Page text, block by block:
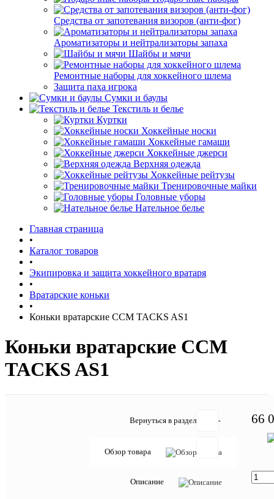
Средства от запотевания визоров (анти-фог)
Ароматизаторы и нейтрализаторы запаха
Шайбы и мячи
Ремонтные наборы для хоккейного шлема
Защита паха игрока
Сумки и баулы
Текстиль и белье
Куртки
Хоккейные носки
Хоккейные гамаши
Хоккейные джерси
Верхняя одежда
Хоккейные рейтузы
Тренировочные майки
Головные уборы
Нательное белье
Главная страница
•
Каталог товаров
•
Экипировка и защита хоккейного вратаря
•
Вратарские коньки
•
Коньки вратарские CCM TACKS AS1
Коньки вратарские CCM
TACKS AS1
Вернуться в раздел
Обзор товара
Описание
66